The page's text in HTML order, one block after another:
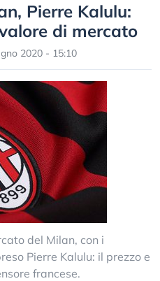
Pierre Kalulu:
di mercato
2020 - 15:10
del Milan, con i
Pierre Kalulu: il prezzo e
francese.